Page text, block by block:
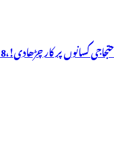
کسانوں پر کار چڑھادی!،8 ہلاک